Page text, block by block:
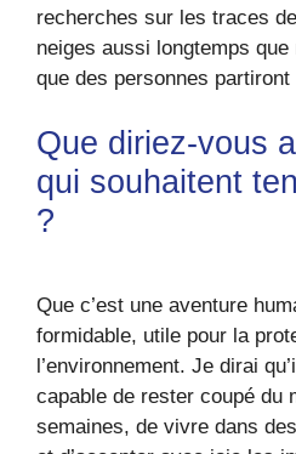
recherches sur les traces
neiges aussi longtemps
que des personnes
Que diriez-vous
qui souhaitent
?
Que c’est une aventure
formidable, utile pour la
l’environnement. Je dirai
capable de rester coupé du
semaines, de vivre dans